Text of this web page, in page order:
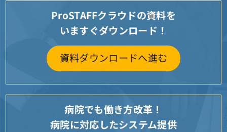
ProSTAFFクラウドの資料を
いますぐダウンロード！
資料ダウンロードへ進む
病院でも働き方改革！
病院に対応したシステム提供